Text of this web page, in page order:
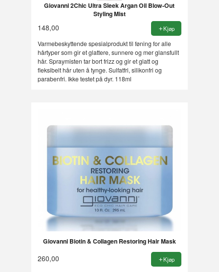
Giovanni 2Chic Ultra Sleek Argan Oil Blow-Out
Styling Mist
148,00 Kjøp
Varmebeskyttende spesialprodukt til føning for alle
hårtyper som gir et glattere, sunnere og mer glansfullt
hår. Spraymisten tar bort frizz og gir et glatt og
fleksibelt hår uten å tynge. Sulfatfri, silikonfri og
parabenfri. Ikke testet på dyr. 118ml
Giovanni Biotin & Collagen Restoring Hair Mask
260,00 Kjøp